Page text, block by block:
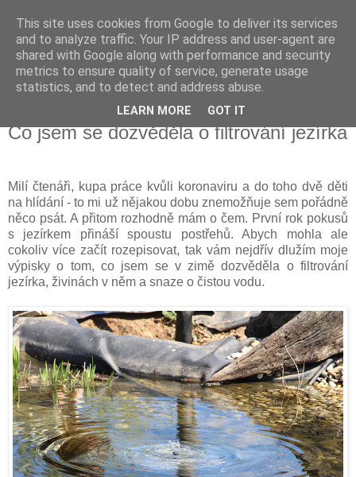
Vysněná zahrada
Blog o plánování a realizování vysněné zahrady.
pondělí 25. května 2020
Co jsem se dozvěděla o filtrování jezírka
Milí čtenáři, kupa práce kvůli koronaviru a do toho dvě děti
na hlídání - to mi už nějakou dobu znemožňuje sem pořádně
něco psát. A přitom rozhodně mám o čem. První rok pokusů
s jezírkem přináší spoustu postřehů. Abych mohla ale
cokoliv více začít rozepisovat, tak vám nejdřív dlužím moje
výpisky o tom, co jsem se v zimě dozvěděla o filtrování
jezírka, živinách v něm a snaze o čistou vodu.
This site uses cookies from Google to deliver its services
and to analyze traffic. Your IP address and user-agent are
shared with Google along with performance and security
metrics to ensure quality of service, generate usage
statistics, and to detect and address abuse.
LEARN MORE GOT IT